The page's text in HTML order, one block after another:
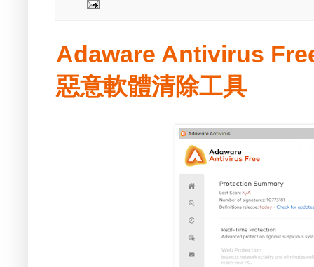
Adaware Antivirus
惡意軟體清除工具